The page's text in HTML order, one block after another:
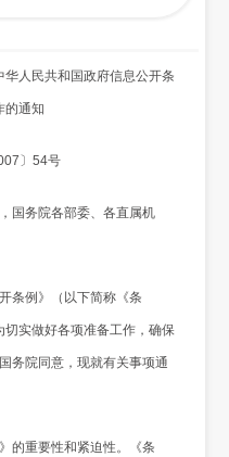
人民共和国政府信息公开条
的通知
〕54号
国务院各部委、各直属机
条例》（以下简称《条
实做好各项准备工作，确保
务院同意，现就有关事项通
的重要性和紧迫性。《条